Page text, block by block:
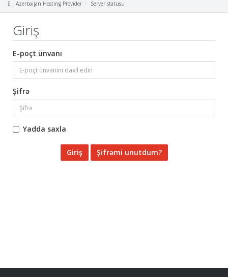
Azerbaijan Hosting Provider Server statusu
Giriş
E-poçt ünvanı
Şifrə
Yadda saxla
Şifrəmi unutdum?